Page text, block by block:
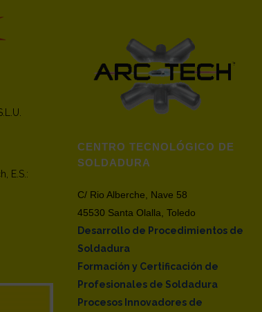
E.S.:
CENTRO TECNOLÓGICO DE
SOLDADURA
C/ Rio Alberche, Nave 58
45530 Santa Olalla, Toledo
Desarrollo de Procedimientos de
Soldadura
Formación y Certificación de
Profesionales de Soldadura
Procesos Innovadores de